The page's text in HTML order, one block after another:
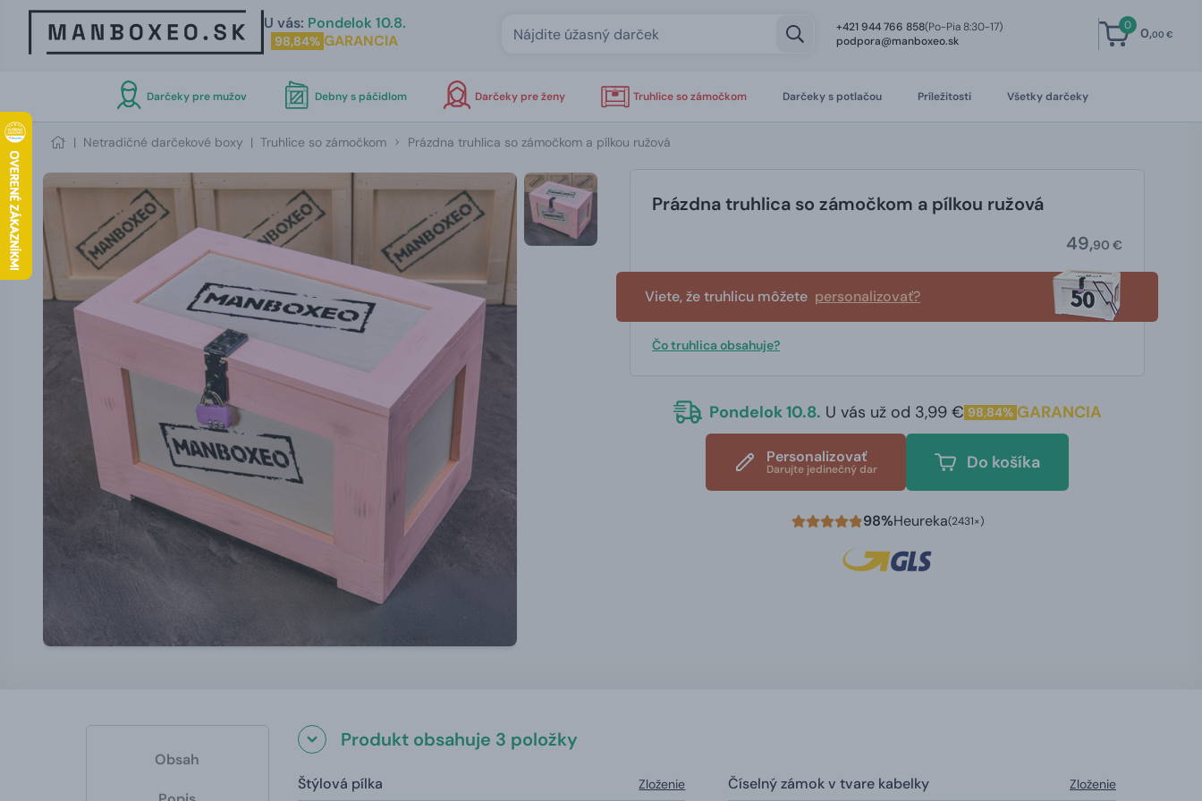
U vás: Pondelok 10.8.
98,84% GARANCIA
+421 944 766 858(Po-Pia 8:30-17)
podpora@manboxeo.sk
0 0,00 €
Darčeky pre mužov Debny s páčidlom Darčeky pre ženy Truhlice so zámočkom Darčeky s potlačou Príležitosti Všetky darčeky
| Netradičné darčekové boxy | Truhlice so zámočkom Prázdna truhlica so zámočkom a pílkou ružová
Prázdna truhlica so zámočkom a pílkou ružová
49,90 €
Viete, že truhlicu môžete personalizovať?
Čo truhlica obsahuje?
Pondelok 10.8. U vás už od 3,99 € 98,84% GARANCIA
Personalizovať
Darujte jedinečný dar Do košíka
98%Heureka(2431×)
Obsah
Produkt obsahuje 3 položky
Štýlová pílka Zloženie Číselný zámok v tvare kabelky Zloženie